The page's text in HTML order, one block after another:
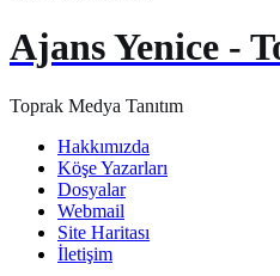
Ajans Yenice -
Toprak Medya Tanıtım
Hakkımızda
Köşe Yazarları
Dosyalar
Webmail
Site Haritası
İletişim